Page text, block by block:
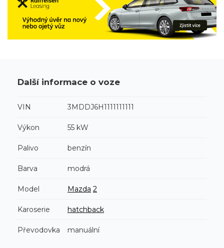
Další informace o voze
VIN 3MDDJ6H1111111111
Výkon 55 kW
Palivo benzín
Barva modrá
Model Mazda 2
Karoserie hatchback
Převodovka manuální